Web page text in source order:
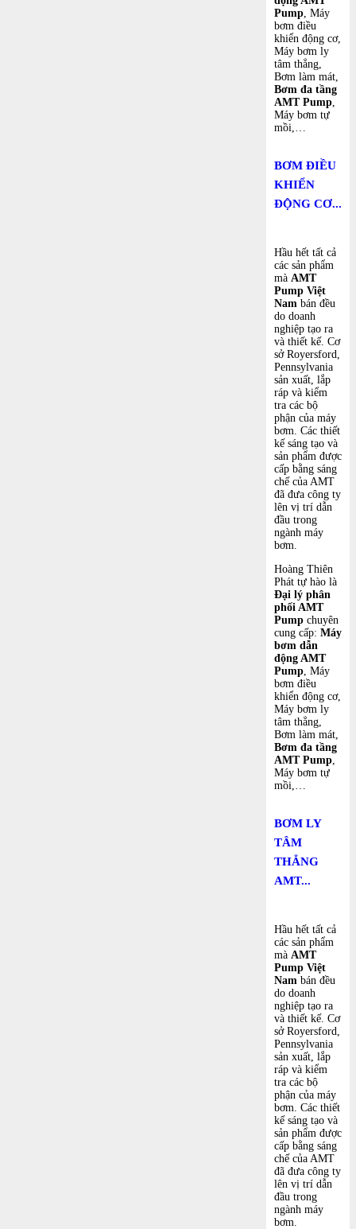
Pump, Máy
bơm điều
khiển động cơ,
Máy bơm ly
tâm thẳng,
Bơm làm mát,
Bơm đa tầng
AMT Pump,
Máy bơm tự
mồi,…
BƠM ĐIỀU
KHIỂN
ĐỘNG CƠ...
Hầu hết tất cả
các sản phẩm
mà AMT
Pump Việt
Nam bán đều
do doanh
nghiệp tạo ra
và thiết kế. Cơ
sở Royersford,
Pennsylvania
sản xuất, lắp
ráp và kiểm
tra các bộ
phận của máy
bơm. Các thiết
kế sáng tạo và
sản phẩm được
cấp bằng sáng
chế của AMT
đã đưa công ty
lên vị trí dẫn
đầu trong
ngành máy
bơm.
Hoàng Thiên
Phát tự hào là
Đại lý phân
phối AMT
Pump chuyên
cung cấp: Máy
bơm dẫn
động AMT
Pump, Máy
bơm điều
khiển động cơ,
Máy bơm ly
tâm thẳng,
Bơm làm mát,
Bơm đa tầng
AMT Pump,
Máy bơm tự
mồi,…
BƠM LY
TÂM
THẲNG
AMT...
Hầu hết tất cả
các sản phẩm
mà AMT
Pump Việt
Nam bán đều
do doanh
nghiệp tạo ra
và thiết kế. Cơ
sở Royersford,
Pennsylvania
sản xuất, lắp
ráp và kiểm
tra các bộ
phận của máy
bơm. Các thiết
kế sáng tạo và
sản phẩm được
cấp bằng sáng
chế của AMT
đã đưa công ty
lên vị trí dẫn
đầu trong
ngành máy
bơm.